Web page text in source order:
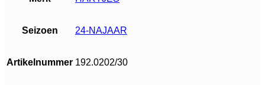
Seizoen 24-NAJAAR
Artikelnummer 192.0202/30